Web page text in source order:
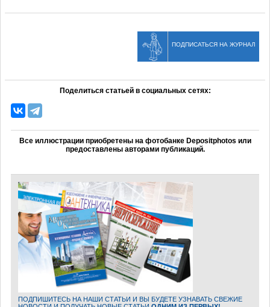
ПОДПИСАТЬСЯ НА ЖУРНАЛ
Поделиться статьей в социальных сетях:
Все иллюстрации приобретены на фотобанке Depositphotos или
предоставлены авторами публикаций.
ПОДПИШИТЕСЬ НА НАШИ СТАТЬИ И ВЫ БУДЕТЕ УЗНАВАТЬ СВЕЖИЕ